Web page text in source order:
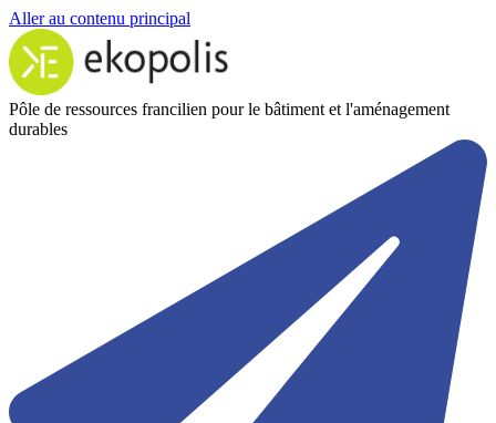
Aller au contenu principal
Pôle de ressources francilien pour le bâtiment et l'aménagement
durables